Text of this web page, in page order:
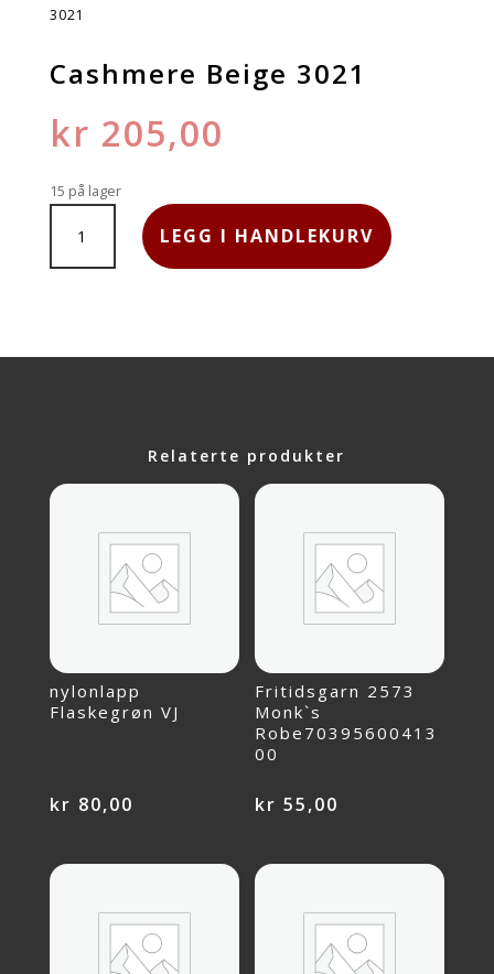
3021
Cashmere Beige 3021
kr 205,00
15 på lager
BEIGE
3021
LEGG I HANDLEKURV
Relaterte produkter
nylonlapp
Flaskegrøn VJ
kr 80,00
Fritidsgarn 2573
Monk`s
Robe70395600413
00
kr 55,00